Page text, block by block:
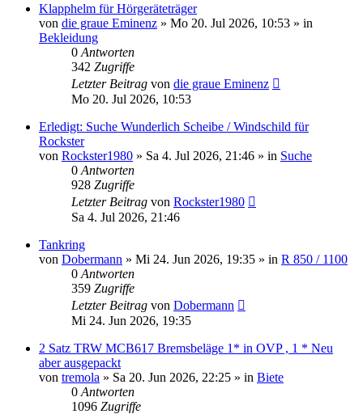
Klapphelm für Hörgeräteträger
von die graue Eminenz » Mo 20. Jul 2026, 10:53 » in
Bekleidung
0 Antworten
342 Zugriffe
Letzter Beitrag von die graue Eminenz
Mo 20. Jul 2026, 10:53
Erledigt: Suche Wunderlich Scheibe / Windschild für
Rockster
von Rockster1980 » Sa 4. Jul 2026, 21:46 » in Suche
0 Antworten
928 Zugriffe
Letzter Beitrag von Rockster1980
Sa 4. Jul 2026, 21:46
Tankring
von Dobermann » Mi 24. Jun 2026, 19:35 » in R 850 / 1100
0 Antworten
359 Zugriffe
Letzter Beitrag von Dobermann
Mi 24. Jun 2026, 19:35
2 Satz TRW MCB617 Bremsbeläge 1* in OVP , 1 * Neu
aber ausgepackt
von tremola » Sa 20. Jun 2026, 22:25 » in Biete
0 Antworten
1096 Zugriffe